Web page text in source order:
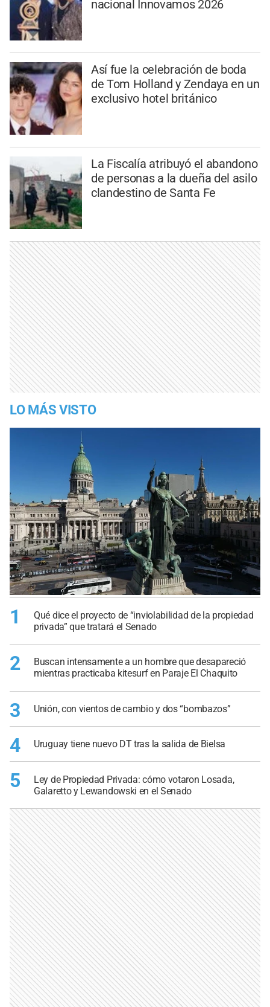
nacional Innovamos 2026
Así fue la celebración de boda
de Tom Holland y Zendaya en un
exclusivo hotel británico
La Fiscalía atribuyó el abandono
de personas a la dueña del asilo
clandestino de Santa Fe
LO MÁS VISTO
1
Qué dice el proyecto de “inviolabilidad de la propiedad
privada” que tratará el Senado
2
Buscan intensamente a un hombre que desapareció
mientras practicaba kitesurf en Paraje El Chaquito
3 Unión, con vientos de cambio y dos “bombazos”
4 Uruguay tiene nuevo DT tras la salida de Bielsa
5
Ley de Propiedad Privada: cómo votaron Losada,
Galaretto y Lewandowski en el Senado